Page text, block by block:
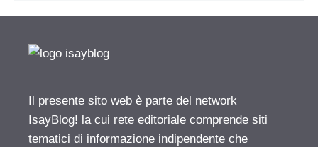
Il presente sito web è parte del network
IsayBlog! la cui rete editoriale comprende siti
tematici di informazione indipendente che